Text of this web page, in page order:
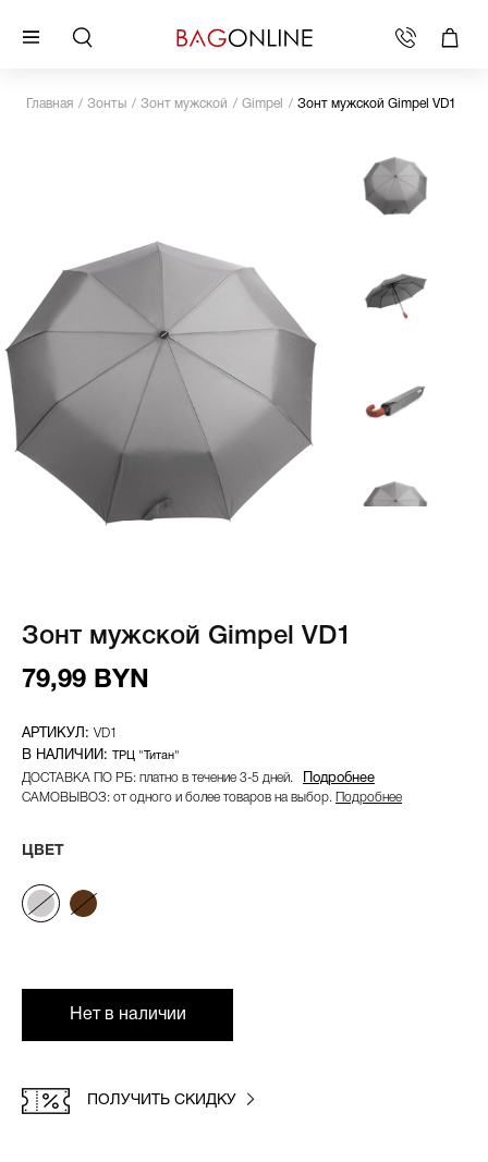
Главная Зонты Зонт мужской Gimpel Зонт мужской Gimpel VD1
Зонт мужской Gimpel VD1
79,99 BYN
VD1
ТРЦ "Титан"
ДОСТАВКА ПО РБ: платно в течение 3-5 дней. Подробнее
САМОВЫВОЗ: от одного и более товаров на выбор. Подробнее
ЦВЕТ
Нет в наличии
ПОЛУЧИТЬ СКИДКУ